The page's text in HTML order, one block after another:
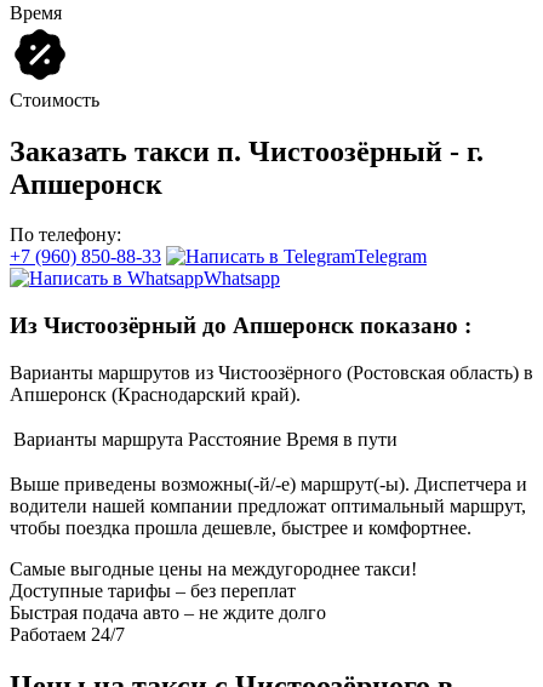
Время
Стоимость
Заказать такси п. Чистоозёрный - г.
Апшеронск
По телефону:
+7 (960) 850-88-33
Telegram
Whatsapp
Из Чистоозёрный до Апшеронск показано :
Варианты маршрутов из Чистоозёрного (Ростовская область) в
Апшеронск (Краснодарский край).
Варианты маршрута Расстояние Время в пути
Выше приведены возможны(-й/-е) маршрут(-ы). Диспетчера и
водители нашей компании предложат оптимальный маршрут,
чтобы поездка прошла дешевле, быстрее и комфортнее.
Самые выгодные цены на междугороднее такси!
Доступные тарифы – без переплат
Быстрая подача авто – не ждите долго
Работаем 24/7